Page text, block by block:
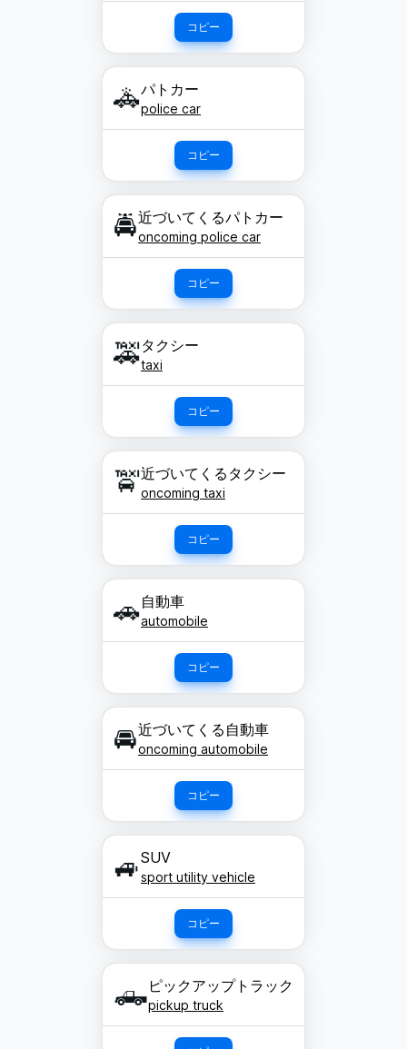
コピー
🚓パトカー
police car
コピー
🚔近づいてくるパトカー
oncoming police car
コピー
🚕タクシー
taxi
コピー
🚖近づいてくるタクシー
oncoming taxi
コピー
🚗自動車
automobile
コピー
🚘近づいてくる自動車
oncoming automobile
コピー
🚙SUV
sport utility vehicle
コピー
🛻 ピックアップトラック
pickup truck